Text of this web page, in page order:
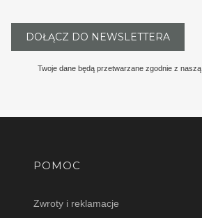
DOŁĄCZ DO NEWSLETTERA
Twoje dane będą przetwarzane zgodnie z naszą
Linki w stopce
POMOC
Zwroty i reklamacje